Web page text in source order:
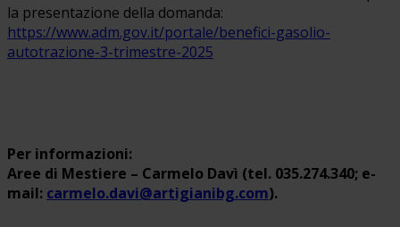
la presentazione della domanda:
https://www.adm.gov.it/portale/benefici-gasolio-
autotrazione-3-trimestre-2025
Per informazioni:
Aree di Mestiere – Carmelo Davì (tel. 035.274.340; e-
mail: carmelo.davi@artigianibg.com).